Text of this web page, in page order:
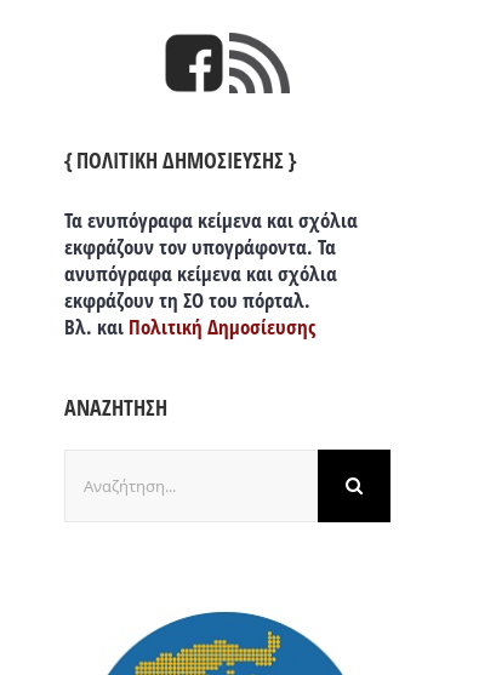
{ ΠΟΛΙΤΙΚΗ ΔΗΜΟΣΙΕΥΣΗΣ }
Τα ενυπόγραφα κείμενα και σχόλια
εκφράζουν τον υπογράφοντα. Τα
ανυπόγραφα κείμενα και σχόλια
εκφράζουν τη ΣΟ του πόρταλ.
Βλ. και Πολιτική Δημοσίευσης
ΑΝΑΖΗΤΗΣΗ
για: